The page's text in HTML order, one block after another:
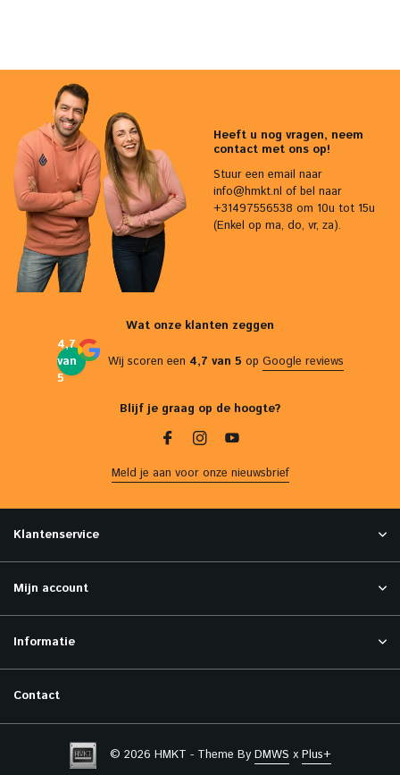
Heeft u nog vragen, neem
contact met ons op!
Stuur een email naar
info@hmkt.nl of bel naar
+31497556538 om 10u tot 15u
(Enkel op ma, do, vr, za).
Wat onze klanten zeggen
4,7
van
5
Wij scoren een 4,7 van 5 op Google reviews
Blijf je graag op de hoogte?
Meld je aan voor onze nieuwsbrief
Klantenservice
Mijn account
Informatie
Contact
© 2026 HMKT - Theme By DMWS x Plus+